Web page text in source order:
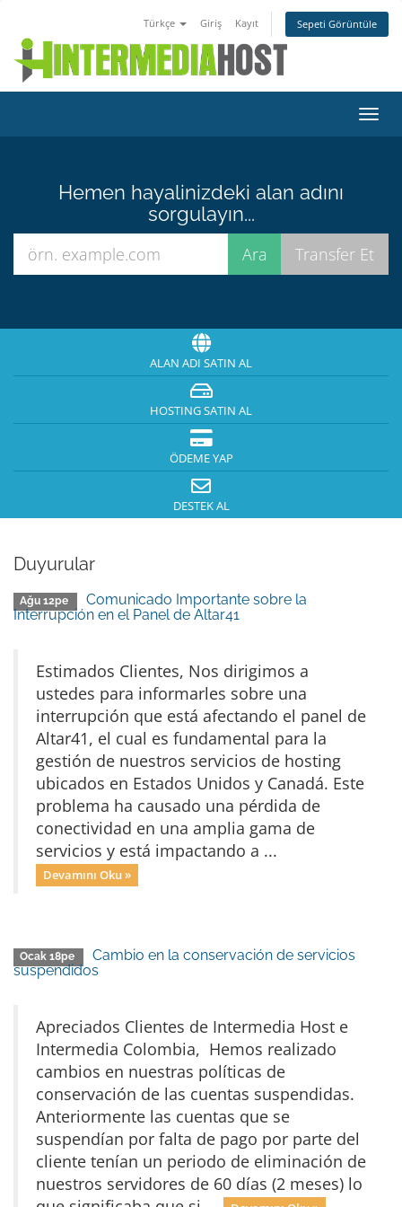
Türkçe Giriş Kayıt Sepeti Görüntüle
Hemen hayalinizdeki alan adını
sorgulayın...
ALAN ADI SATIN AL
HOSTING SATIN AL
ÖDEME YAP
DESTEK AL
Duyurular
Ağu 12pe
Comunicado Importante sobre la
Interrupción en el Panel de Altar41
Estimados Clientes, Nos dirigimos a
ustedes para informarles sobre una
interrupción que está afectando el panel de
Altar41, el cual es fundamental para la
gestión de nuestros servicios de hosting
ubicados en Estados Unidos y Canadá. Este
problema ha causado una pérdida de
conectividad en una amplia gama de
servicios y está impactando a ...
Devamını Oku »
Ocak 18pe
Cambio en la conservación de servicios
suspendidos
Apreciados Clientes de Intermedia Host e
Intermedia Colombia, Hemos realizado
cambios en nuestras políticas de
conservación de las cuentas suspendidas.
Anteriormente las cuentas que se
suspendían por falta de pago por parte del
cliente tenían un periodo de eliminación de
nuestros servidores de 60 días (2 meses) lo